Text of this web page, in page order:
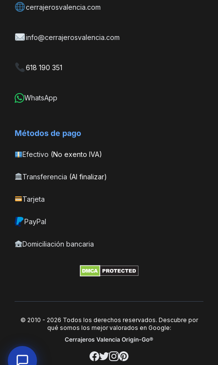
cerrajerosvalencia.com
info@cerrajerosvalencia.com
618 190 351
WhatsApp
Métodos de pago
Efectivo (No exento IVA)
Transferencia (Al finalizar)
Tarjeta
PayPal
Domiciliación bancaria
© 2010 - 2026 Todos los derechos reservados. Descubre por
qué somos los mejor valorados en Google:
Cerrajeros Valencia Origin-Go®